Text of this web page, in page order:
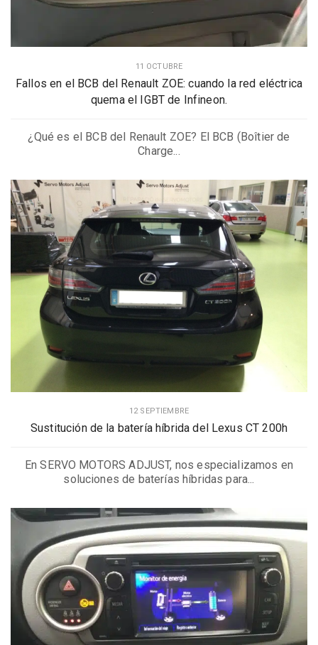
11 OCTUBRE
Fallos en el BCB del Renault ZOE: cuando la red eléctrica
quema el IGBT de Infineon.
¿Qué es el BCB del Renault ZOE? El BCB (Boîtier de
Charge...
12 SEPTIEMBRE
Sustitución de la batería híbrida del Lexus CT 200h
En SERVO MOTORS ADJUST, nos especializamos en
soluciones de baterías híbridas para...